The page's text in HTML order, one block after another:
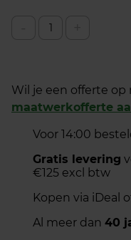
Wil je een offerte op
maatwerkofferte
Voor 14:00
Gratis levering
€125 excl btw
Kopen via iDeal
Al meer dan 40